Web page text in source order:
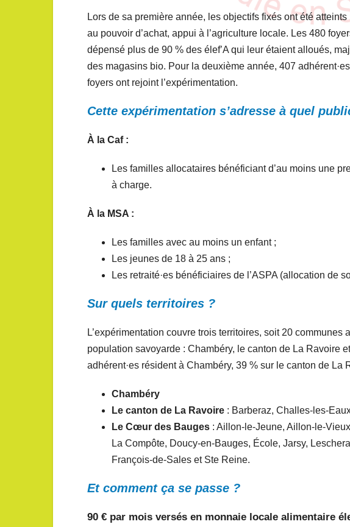
Lors de sa première année, les objectifs fixés ont été
au pouvoir d’achat, appui à l’agriculture locale. Les 480
dépensé plus de 90 % des élef’A qui leur étaient alloués,
des magasins bio. Pour la deuxième année, 407
foyers ont rejoint l’expérimentation.
Cette expérimentation s’adresse à quel
À la Caf :
Les familles allocataires bénéficiant d’au moins une
à charge.
À la MSA :
Les familles avec au moins un enfant ;
Les jeunes de 18 à 25 ans ;
Les retraité·es bénéficiaires de l’ASPA (allocation de
Sur quels territoires ?
L’expérimentation couvre trois territoires, soit 20
population savoyarde : Chambéry, le canton de La Ravoire
adhérent·es résident à Chambéry, 39 % sur le canton de La
Chambéry
Le canton de La Ravoire : Barberaz, Challes-les-
Le Cœur des Bauges : Aillon-le-Jeune, Aillon-le-
La Compôte, Doucy-en-Bauges, École, Jarsy,
François-de-Sales et Ste Reine.
Et comment ça se passe ?
90 € par mois versés en monnaie locale alimentaire